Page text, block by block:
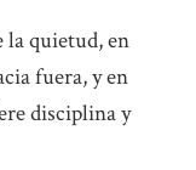
la quietud, en
fuera, y en
disciplina y